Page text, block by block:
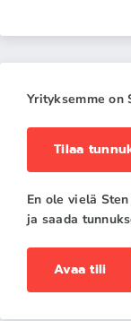
Yrityksemme on
Tilaa
En ole vielä
ja saada
Avaa tili